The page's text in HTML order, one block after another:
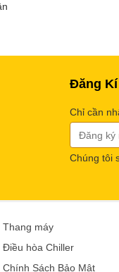
Đăng
Chỉ cần
Chúng tôi
Thang máy
Điều hòa Chiller
Chính Sách Bảo Mật